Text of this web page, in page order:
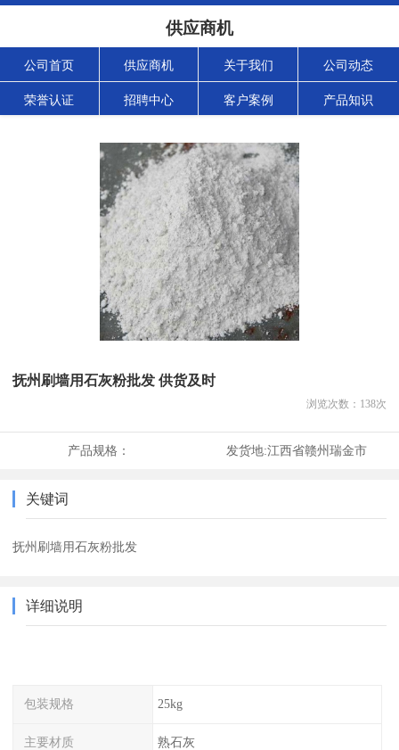
供应商机
公司首页 供应商机 关于我们 公司动态
荣誉认证 招聘中心 客户案例 产品知识
抚州刷墙用石灰粉批发 供货及时
浏览次数： 138次
产品规格： 发货地:江西省赣州瑞金市
关键词
抚州刷墙用石灰粉批发
详细说明
包装规格 25kg
主要材质 熟石灰